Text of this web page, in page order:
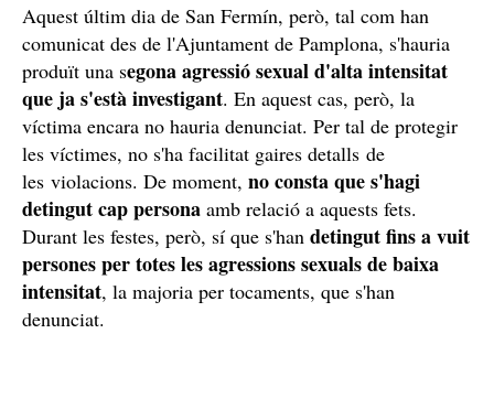
Aquest últim dia de San Fermín, però, tal com han
comunicat des de l'Ajuntament de Pamplona, s'hauria
produït una segona agressió sexual d'alta intensitat
que ja s'està investigant. En aquest cas, però, la
víctima encara no hauria denunciat. Per tal de protegir
les víctimes, no s'ha facilitat gaires detalls de
les violacions. De moment, no consta que s'hagi
detingut cap persona amb relació a aquests fets.
Durant les festes, però, sí que s'han detingut fins a vuit
persones per totes les agressions sexuals de baixa
intensitat, la majoria per tocaments, que s'han
denunciat.